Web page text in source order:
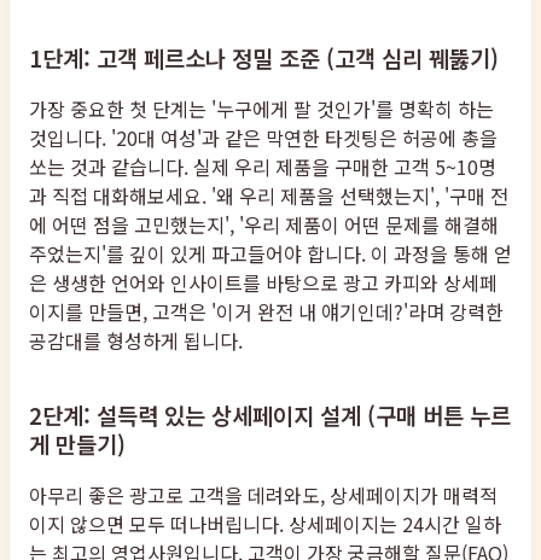
1단계: 고객 페르소나 정밀 조준 (고객 심리 꿰뚫기)
가장 중요한 첫 단계는 '누구에게 팔 것인가'를 명확히 하는
것입니다. '20대 여성'과 같은 막연한 타겟팅은 허공에 총을
쏘는 것과 같습니다. 실제 우리 제품을 구매한 고객 5~10명
과 직접 대화해보세요. '왜 우리 제품을 선택했는지', '구매 전
에 어떤 점을 고민했는지', '우리 제품이 어떤 문제를 해결해
주었는지'를 깊이 있게 파고들어야 합니다. 이 과정을 통해 얻
은 생생한 언어와 인사이트를 바탕으로 광고 카피와 상세페
이지를 만들면, 고객은 '이거 완전 내 얘기인데?'라며 강력한
공감대를 형성하게 됩니다.
2단계: 설득력 있는 상세페이지 설계 (구매 버튼 누르
게 만들기)
아무리 좋은 광고로 고객을 데려와도, 상세페이지가 매력적
이지 않으면 모두 떠나버립니다. 상세페이지는 24시간 일하
는 최고의 영업사원입니다. 고객이 가장 궁금해할 질문(FAQ)